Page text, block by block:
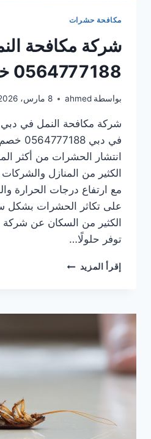
مكافحة حشرات
شركة مكافحة
0564777188 خصم 35%
بواسطة ahmed 8 مارس، 2026
شركة مكافحة النمل في
انتشار الحشرات من أكثر
الكثير من المنازل
مع ارتفاع درجات الحرارة
على تكاثر الحشرات بشكل
الكثير من السكان عن
توفر حلولًا…
إقرأ المزيد شركة
دبي
خصم
35%